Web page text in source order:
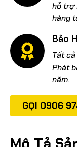
hỗ trợ
hàng
Bảo
Tất
Phát
năm.
GỌI 0906